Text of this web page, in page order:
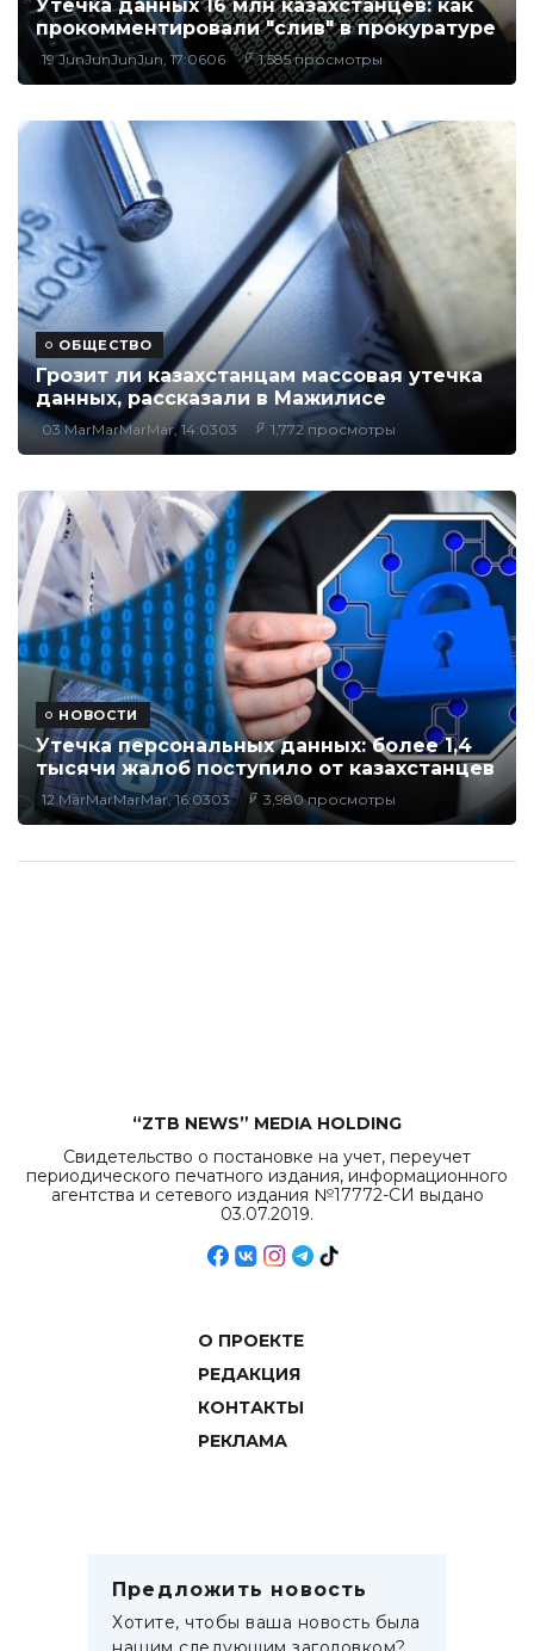
Утечка данных 16 млн казахстанцев: как
прокомментировали "слив" в прокуратуре
19 JunJunJunJun, 17:0606 1,585 просмотры
ОБЩЕСТВО
Грозит ли казахстанцам массовая утечка
данных, рассказали в Мажилисе
03 MarMarMarMar, 14:0303 1,772 просмотры
НОВОСТИ
Утечка персональных данных: более 1,4
тысячи жалоб поступило от казахстанцев
12 MarMarMarMar, 16:0303 3,980 просмотры
“ZTB NEWS” MEDIA HOLDING
Свидетельство о постановке на учет, переучет
периодического печатного издания, информационного
агентства и сетевого издания №17772-СИ выдано
03.07.2019.
О ПРОЕКТЕ
РЕДАКЦИЯ
КОНТАКТЫ
РЕКЛАМА
Предложить новость
Хотите, чтобы ваша новость была